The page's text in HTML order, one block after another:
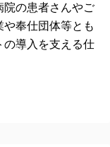
院の患者さんやご
奉仕団体等とも
の導入を支える仕